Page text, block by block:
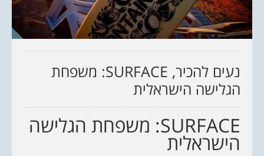
נעים להכיר, SURFACE: משפחת
הגלישה הישראלית
SURFACE: משפחת הגלישה
הישראלית